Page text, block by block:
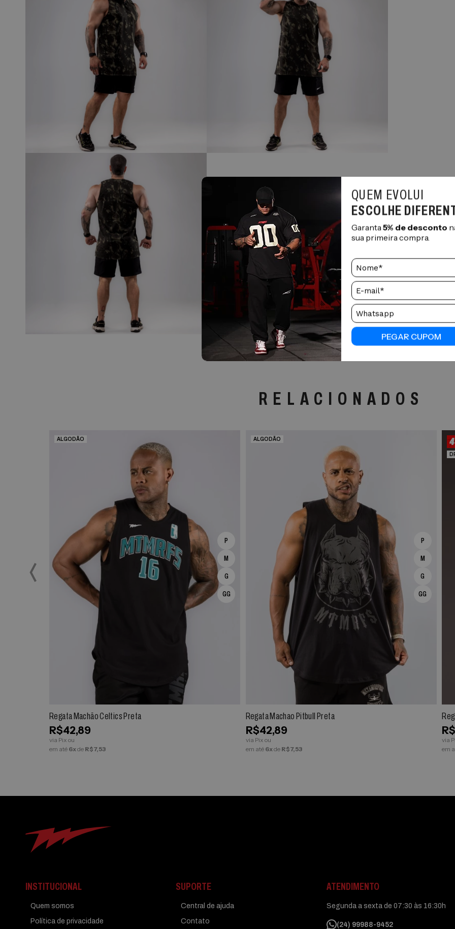
RELACIONADOS
ALGODÃO
P
M
G
GG
Regata Machão Celtics Preta
R$42,89
via Pix ou
em até 6xde R$7,53
ALGODÃO
P
M
G
GG
Regata Machao Pitbull Preta
R$42,89
via Pix ou
em até 6xde R$7,53
via
em
INSTITUCIONAL
Quem somos
Política de privacidade
SUPORTE
Central de ajuda
Contato
ATENDIMENTO
Segunda a sexta de 07:30 às 16:30h
(24) 99988-9452
QUEM EVOLUI
ESCOLHE
Garanta5% de desconto
sua primeira compra.
PEGAR CUPOM